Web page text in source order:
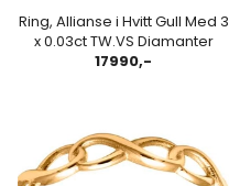
Ring, Allianse i Hvitt Gull Med 3
x 0.03ct TW.VS Diamanter
17990,-